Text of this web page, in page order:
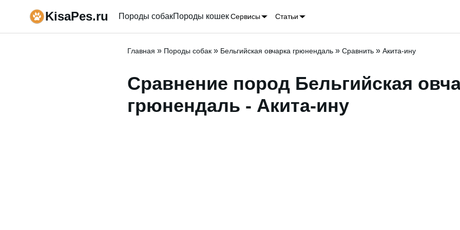
KisaPes.ru Породы собакПороды кошекСервисы Статьи
Главная » Породы собак » Бельгийская овчарка грюнендаль » Сравнить » Акита-ину
Сравнение пород Бельгийская
грюнендаль - Акита-ину